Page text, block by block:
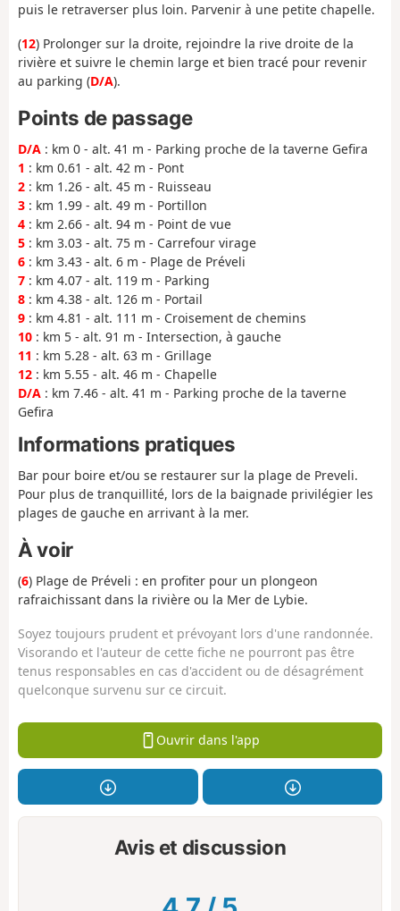
puis le retraverser plus loin. Parvenir à une petite chapelle.
(12) Prolonger sur la droite, rejoindre la rive droite de la
rivière et suivre le chemin large et bien tracé pour revenir
au parking (D/A).
Points de passage
D/A : km 0 - alt. 41 m - Parking proche de la taverne Gefira
1 : km 0.61 - alt. 42 m - Pont
2 : km 1.26 - alt. 45 m - Ruisseau
3 : km 1.99 - alt. 49 m - Portillon
4 : km 2.66 - alt. 94 m - Point de vue
5 : km 3.03 - alt. 75 m - Carrefour virage
6 : km 3.43 - alt. 6 m - Plage de Préveli
7 : km 4.07 - alt. 119 m - Parking
8 : km 4.38 - alt. 126 m - Portail
9 : km 4.81 - alt. 111 m - Croisement de chemins
10 : km 5 - alt. 91 m - Intersection, à gauche
11 : km 5.28 - alt. 63 m - Grillage
12 : km 5.55 - alt. 46 m - Chapelle
D/A : km 7.46 - alt. 41 m - Parking proche de la taverne
Gefira
Informations pratiques
Bar pour boire et/ou se restaurer sur la plage de Preveli.
Pour plus de tranquillité, lors de la baignade privilégier les
plages de gauche en arrivant à la mer.
À voir
(6) Plage de Préveli : en profiter pour un plongeon
rafraichissant dans la rivière ou la Mer de Lybie.
Soyez toujours prudent et prévoyant lors d'une randonnée.
Visorando et l'auteur de cette fiche ne pourront pas être
tenus responsables en cas d'accident ou de désagrément
quelconque survenu sur ce circuit.
Ouvrir dans l'app
Avis et discussion